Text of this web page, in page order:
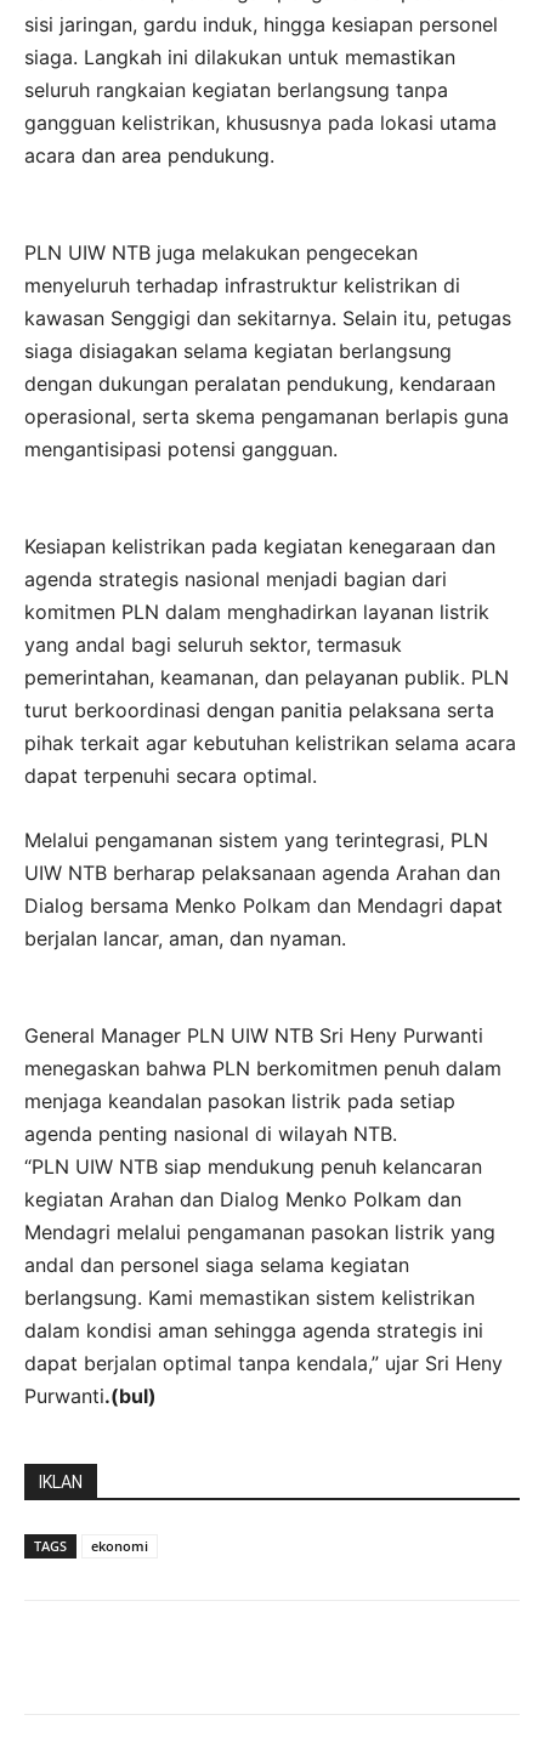
sisi jaringan, gardu induk, hingga kesiapan personel
siaga. Langkah ini dilakukan untuk memastikan
seluruh rangkaian kegiatan berlangsung tanpa
gangguan kelistrikan, khususnya pada lokasi utama
acara dan area pendukung.
PLN UIW NTB juga melakukan pengecekan
menyeluruh terhadap infrastruktur kelistrikan di
kawasan Senggigi dan sekitarnya. Selain itu, petugas
siaga disiagakan selama kegiatan berlangsung
dengan dukungan peralatan pendukung, kendaraan
operasional, serta skema pengamanan berlapis guna
mengantisipasi potensi gangguan.
Kesiapan kelistrikan pada kegiatan kenegaraan dan
agenda strategis nasional menjadi bagian dari
komitmen PLN dalam menghadirkan layanan listrik
yang andal bagi seluruh sektor, termasuk
pemerintahan, keamanan, dan pelayanan publik. PLN
turut berkoordinasi dengan panitia pelaksana serta
pihak terkait agar kebutuhan kelistrikan selama acara
dapat terpenuhi secara optimal.
Melalui pengamanan sistem yang terintegrasi, PLN
UIW NTB berharap pelaksanaan agenda Arahan dan
Dialog bersama Menko Polkam dan Mendagri dapat
berjalan lancar, aman, dan nyaman.
General Manager PLN UIW NTB Sri Heny Purwanti
menegaskan bahwa PLN berkomitmen penuh dalam
menjaga keandalan pasokan listrik pada setiap
agenda penting nasional di wilayah NTB.
“PLN UIW NTB siap mendukung penuh kelancaran
kegiatan Arahan dan Dialog Menko Polkam dan
Mendagri melalui pengamanan pasokan listrik yang
andal dan personel siaga selama kegiatan
berlangsung. Kami memastikan sistem kelistrikan
dalam kondisi aman sehingga agenda strategis ini
dapat berjalan optimal tanpa kendala,” ujar Sri Heny
Purwanti.(bul)
IKLAN
TAGS ekonomi